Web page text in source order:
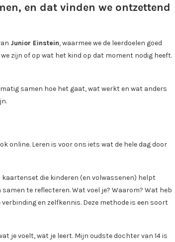
en dat vinden we ontzettend
Junior Einstein, waarmee we de leerdoelen goed
zijn of op wat het kind op dat moment nodig heeft.
samen hoe het gaat, wat werkt en wat anders
online. Leren is voor ons iets wat de hele dag door
kaartenset die kinderen (en volwassenen) helpt
te reflecteren. Wat voel je? Waarom? Wat heb
en zelfkennis. Deze methode is een soort
je voelt, wat je leert. Mijn oudste dochter van 14 is